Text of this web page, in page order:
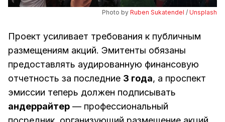
Photo by Ruben Sukatendel / Unsplash
Проект усиливает требования к публичным
размещениям акций. Эмитенты обязаны
предоставлять аудированную финансовую
отчетность за последние 3 года, а проспект
эмиссии теперь должен подписывать
андеррайтер — профессиональный